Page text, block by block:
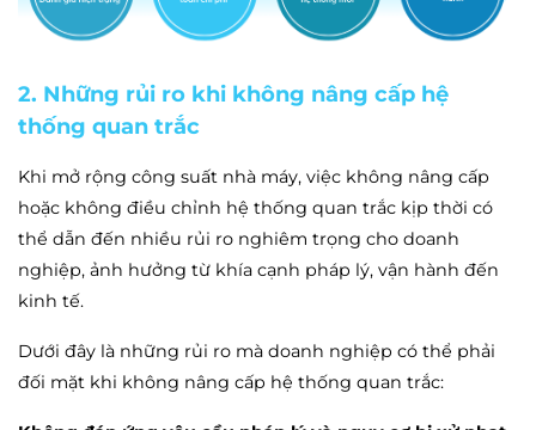
2. Những rủi ro khi không nâng cấp hệ
thống quan trắc
Khi mở rộng công suất nhà máy, việc không nâng cấp
hoặc không điều chỉnh hệ thống quan trắc kịp thời có
thể dẫn đến nhiều rủi ro nghiêm trọng cho doanh
nghiệp, ảnh hưởng từ khía cạnh pháp lý, vận hành đến
kinh tế.
Dưới đây là những rủi ro mà doanh nghiệp có thể phải
đối mặt khi không nâng cấp hệ thống quan trắc: